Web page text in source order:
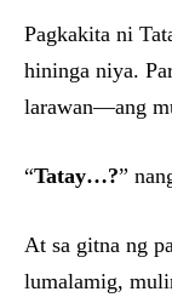
Pagkakita ni
hininga niya.
larawan—ang
“Tatay…?”
At sa gitna ng
lumalamig,